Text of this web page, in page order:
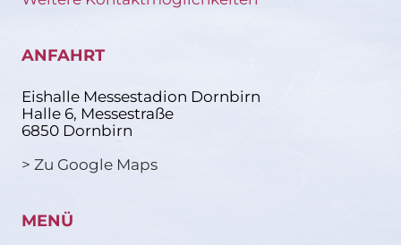
ANFAHRT
Eishalle Messestadion Dornbirn
Halle 6, Messestraße
6850 Dornbirn
> Zu Google Maps
MENÜ